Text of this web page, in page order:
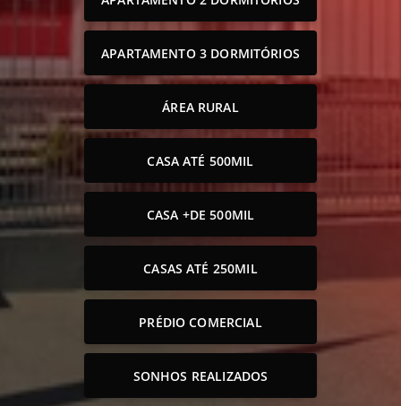
APARTAMENTO 3 DORMITÓRIOS
ÁREA RURAL
CASA ATÉ 500MIL
CASA +DE 500MIL
CASAS ATÉ 250MIL
PRÉDIO COMERCIAL
SONHOS REALIZADOS